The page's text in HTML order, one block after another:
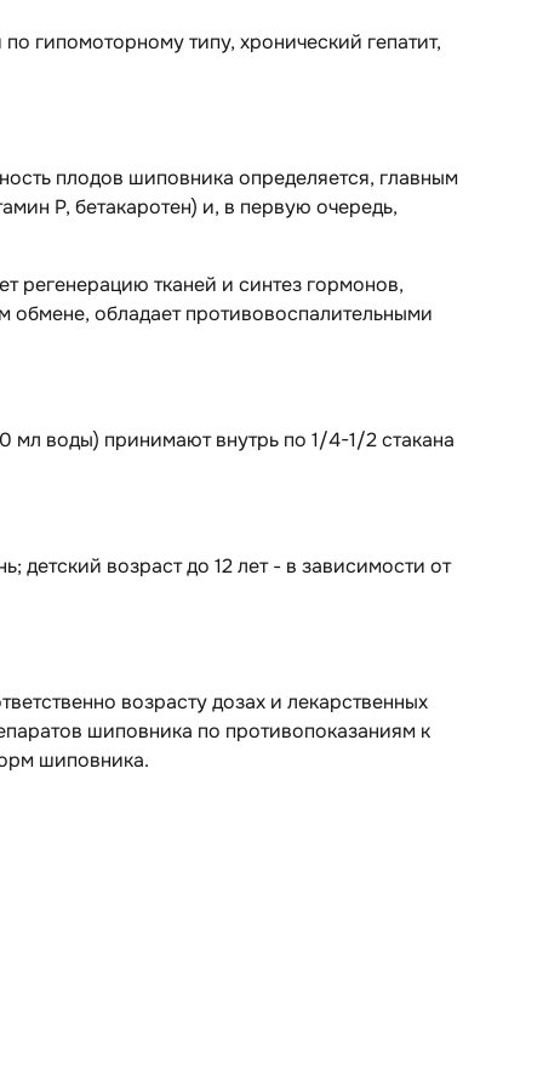
гипомоторному типу, хронический гепатит,
плодов шиповника определяется, главным
P, бетакаротен) и, в первую очередь,
регенерацию тканей и синтез гормонов,
обмене, обладает противовоспалительными
мл воды) принимают внутрь по 1/4-1/2 стакана
детский возраст до 12 лет - в зависимости от
возрасту дозах и лекарственных
шиповника по противопоказаниям к
шиповника.